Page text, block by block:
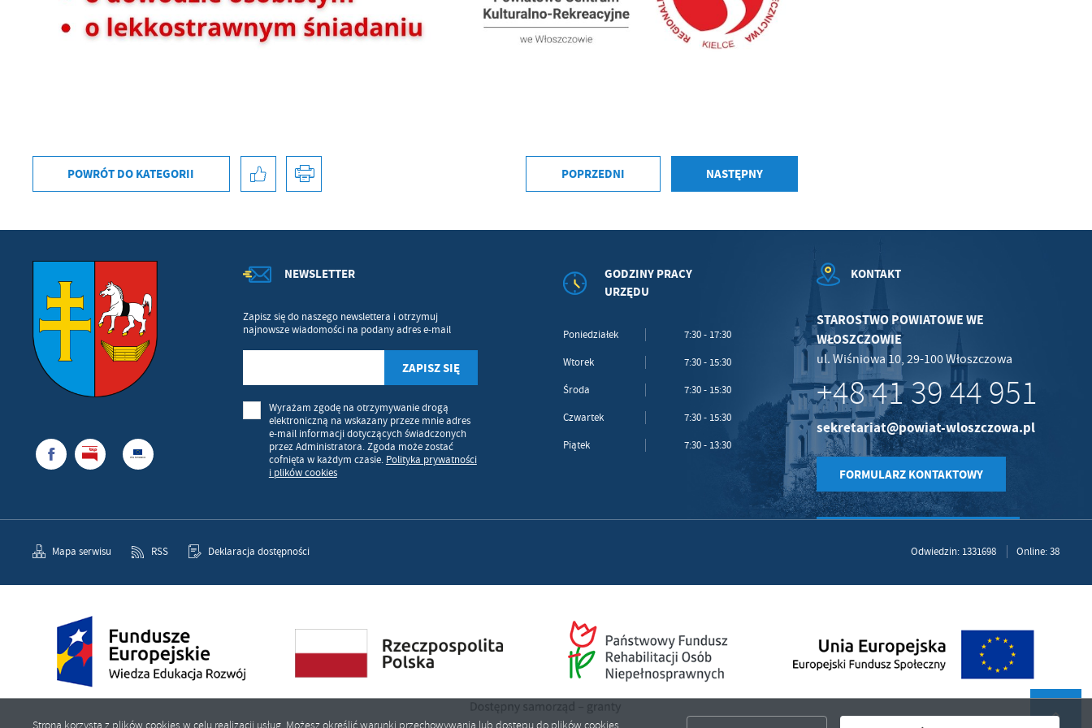
POWRÓT DO KATEGORII POPRZEDNI NASTĘPNY
NEWSLETTER
Zapisz się do naszego newslettera i otrzymuj
najnowsze wiadomości na podany adres e-mail
Wyrażam zgodę na otrzymywanie drogą
elektroniczną na wskazany przeze mnie adres
e-mail informacji dotyczących świadczonych
przez Administratora. Zgoda może zostać
cofnięta w każdym czasie. Polityka prywatności
i plików cookies
GODZINY PRACY
URZĘDU
Poniedziałek 7:30 - 17:30
Wtorek 7:30 - 15:30
Środa 7:30 - 15:30
Czwartek 7:30 - 15:30
Piątek 7:30 - 13:30
KONTAKT
STAROSTWO POWIATOWE WE
WŁOSZCZOWIE
ul. Wiśniowa 10, 29-100 Włoszczowa
+48 41 39 44 951
sekretariat@powiat-wloszczowa.pl
FORMULARZ KONTAKTOWY
Mapa serwisu RSS Deklaracja dostępności Odwiedzin: 1331698 Online: 38
Strona korzysta z plików cookies w celu realizacji usług. Możesz określić warunki przechowywania lub dostępu do plików cookies
pośredników prezentujących nasze treści w postaci wiadomości, ofert, komunikatów mediów
społecznościowych.